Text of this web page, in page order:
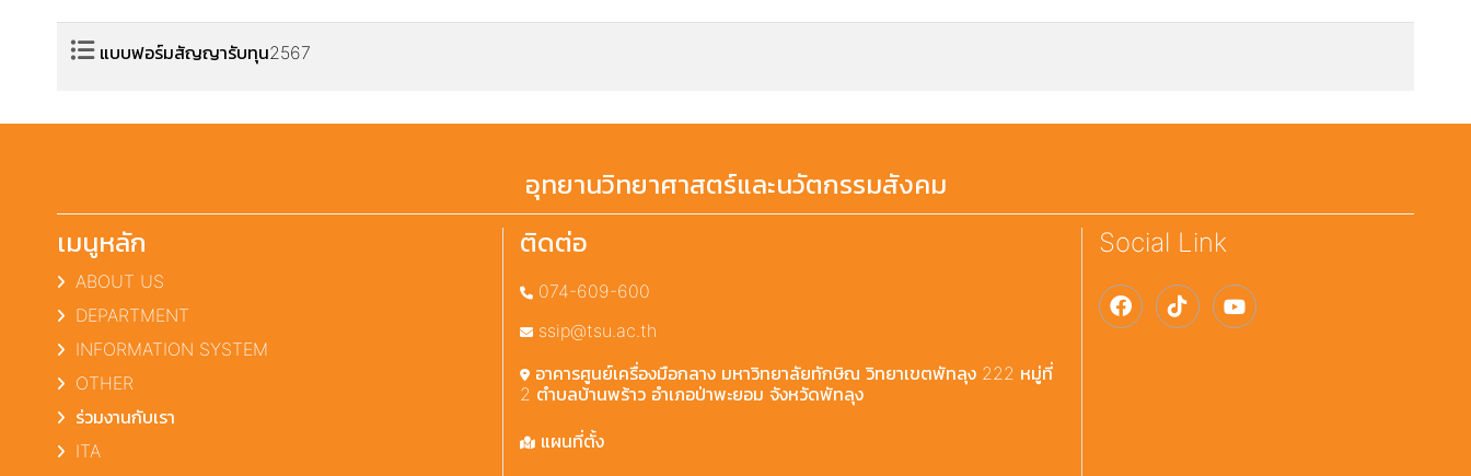
แบบฟอร์มสัญญารับทุน2567
อุทยานวิทยาศาสตร์และนวัตกรรมสังคม
เมนูหลัก
ABOUT US
DEPARTMENT
INFORMATION SYSTEM
OTHER
ร่วมงานกับเรา
ITA
ติดต่อ
074-609-600
ssip@tsu.ac.th
อาคารศูนย์เครื่องมือกลาง มหาวิทยาลัยทักษิณ วิทยาเขตพัทลุง 222 หมู่ที่
2 ตำบลบ้านพร้าว อำเภอป่าพะยอม จังหวัดพัทลุง
แผนที่ตั้ง
Social Link